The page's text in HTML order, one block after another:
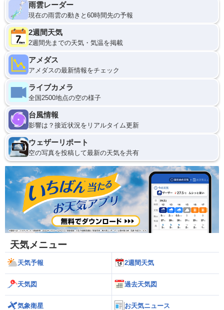
雨雲レーダー
現在の雨雲の動きと60時間先の予報
2週間天気
2週間先までの天気・気温を掲載
アメダス
アメダスの最新情報をチェック
ライブカメラ
全国2500地点の空の様子
台風情報
影響は？接近状況をリアルタイム更新
ウェザーリポート
空の写真を投稿して最新の天気を共有
天気メニュー
天気予報 2週間天気
天気図 過去天気図
気象衛星 お天気ニュース